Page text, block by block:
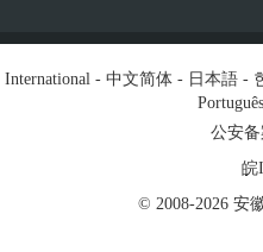
International- 中文简体- 日本語-
Português
公安备
皖
© 2008-2026 安